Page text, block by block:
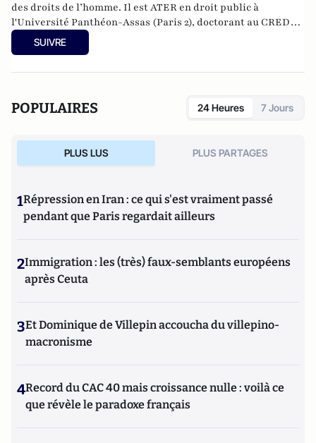
des droits de l’homme. Il est ATER en droit public à
l'Université Panthéon-Assas (Paris 2), doctorant au CREDOF
à l'Université de Paris Ouest Nanterre La Défense, et
responsable des Lettres “Actualités Droits-Libertés” (Revue
SUIVRE
POPULAIRES 24 Heures 7 Jours
PLUS LUS PLUS PARTAGES
1Répression en Iran : ce qui s'est vraiment passé
pendant que Paris regardait ailleurs
2Immigration : les (très) faux-semblants européens
après Ceuta
3Et Dominique de Villepin accoucha du villepino-
macronisme
4Record du CAC 40 mais croissance nulle : voilà ce
que révèle le paradoxe français